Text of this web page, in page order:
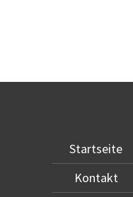
Startseite
Kontakt